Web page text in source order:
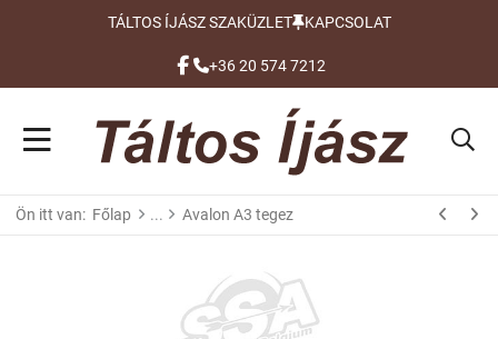
TÁLTOS ÍJÁSZ SZAKÜZLET KAPCSOLAT
FACEBOOK
+36 20 574 7212
Ön itt van: Főlap Avalon A3 tegez